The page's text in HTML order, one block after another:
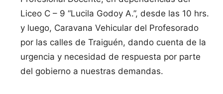
Liceo C – 9 “Lucila Godoy A.”, desde las 10 hrs.
y luego, Caravana Vehicular del Profesorado
por las calles de Traiguén, dando cuenta de la
urgencia y necesidad de respuesta por parte
del gobierno a nuestras demandas.